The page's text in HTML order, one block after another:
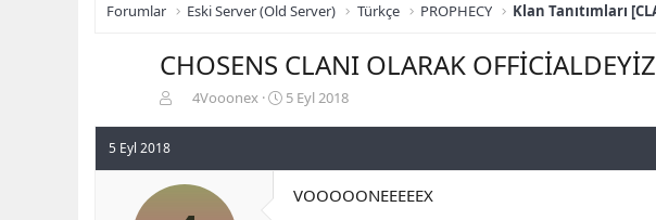
Forumlar Eski Server (Old Server) Türkçe PROPHECY Klan Tanıtımları
CHOSENS CLANI OLARAK OFFİCİALDEYİZ
u
4Vooonex
B
a
n
5 Eyl 2018
5 Eyl 2018
VOOOOONEEEEEX